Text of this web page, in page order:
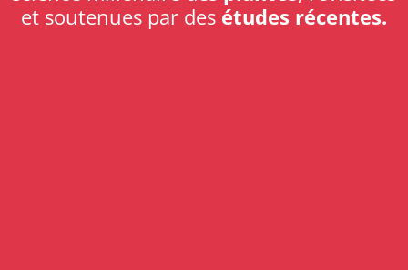
et soutenues par des études récentes.